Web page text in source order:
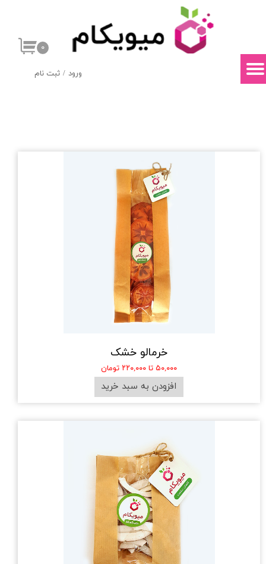
ورود / ثبت نام
حساب کاربری من
تغییر گذر واژه
سفارشات
۰
خرمالو خشک
۵۰,۰۰۰ تا ۲۲۰,۰۰۰ تومان
افزودن به سبد خرید